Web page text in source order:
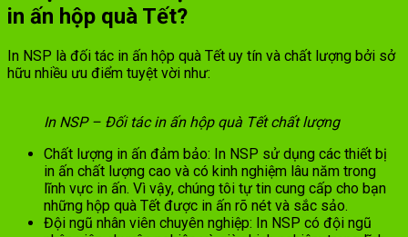
in ấn hộp quà Tết?
In NSP là đối tác in ấn hộp quà Tết uy tín và chất lượng bởi sở
hữu nhiều ưu điểm tuyệt vời như:
In NSP – Đối tác in ấn hộp quà Tết chất lượng
Chất lượng in ấn đảm bảo: In NSP sử dụng các thiết bị
in ấn chất lượng cao và có kinh nghiệm lâu năm trong
lĩnh vực in ấn. Vì vậy, chúng tôi tự tin cung cấp cho bạn
những hộp quà Tết được in ấn rõ nét và sắc sảo.
Đội ngũ nhân viên chuyên nghiệp: In NSP có đội ngũ